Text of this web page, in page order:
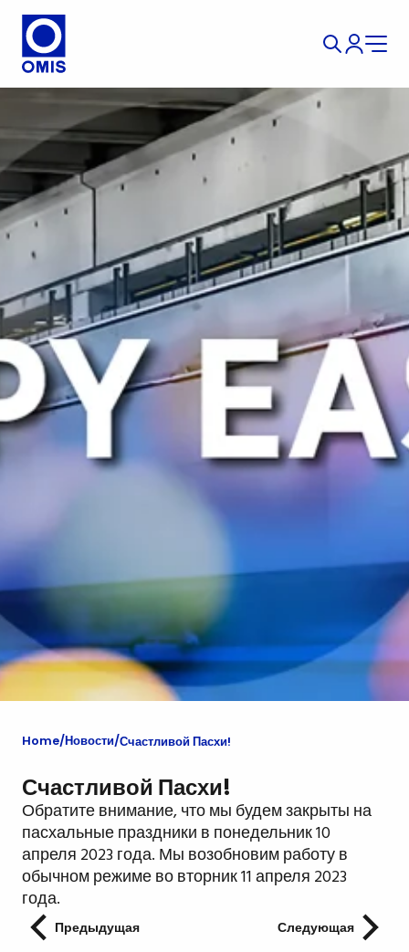
Home Новости Счастливой Пасхи!
Счастливой Пасхи!
Обратите внимание, что мы будем закрыты на
пасхальные праздники в понедельник 10
апреля 2023 года. Мы возобновим работу в
обычном режиме во вторник 11 апреля 2023
года.
Предыдущая Следующая